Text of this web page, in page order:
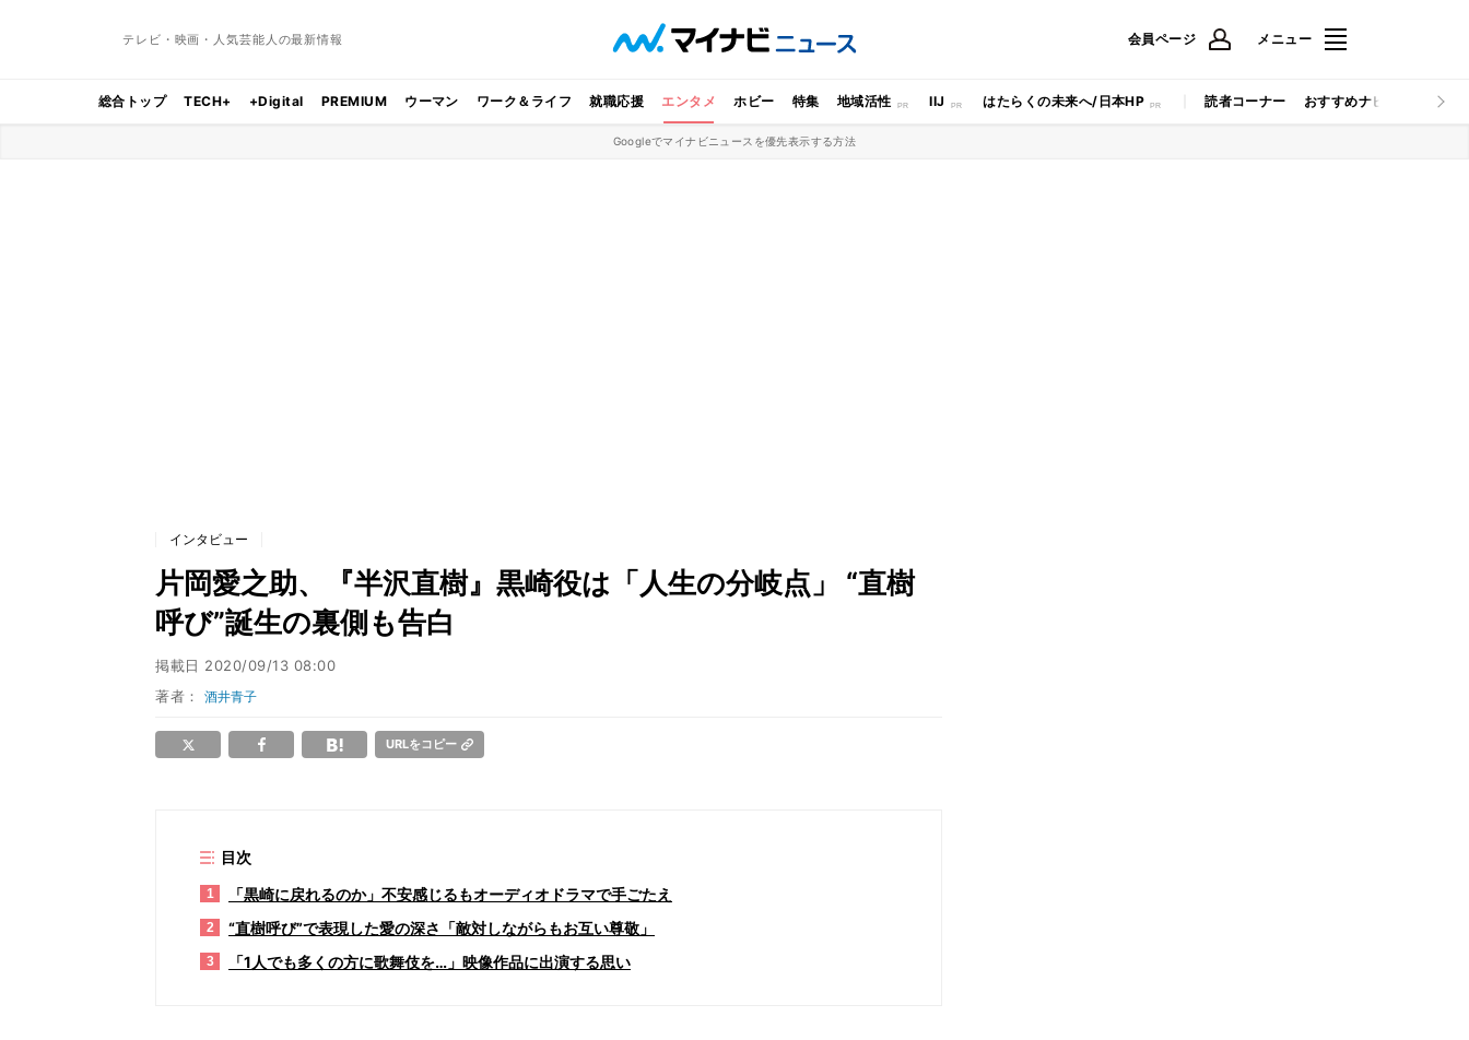
テレビ・映画・人気芸能人の最新情報 会員ページ メニュー
総合トップ TECH+ +Digital PREMIUM ウーマン ワーク＆ライフ 就職応援 エンタメ ホビー 特集 地域活性 IIJ はたらくの未来へ/日本HP 読者コーナー おすすめナビ マイナビ
Googleでマイナビニュースを優先表示する方法
インタビュー
片岡愛之助、『半沢直樹』黒崎役は「人生の分岐点」 “直樹
呼び”誕生の裏側も告白
掲載日 2020/09/13 08:00
著者：酒井青子
URLをコピー
目次
1 「黒崎に戻れるのか」不安感じるもオーディオドラマで手ごたえ
2 “直樹呼び”で表現した愛の深さ「敵対しながらもお互い尊敬」
3 「1人でも多くの方に歌舞伎を…」映像作品に出演する思い